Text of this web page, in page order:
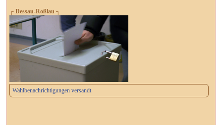
┌ Dessau-Roßlau ┐
Wahlbenachrichtigungen versandt